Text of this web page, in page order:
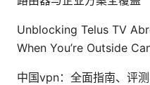
Unblocking Telus TV
When You’re Outside
中国vpn：全面指南、评